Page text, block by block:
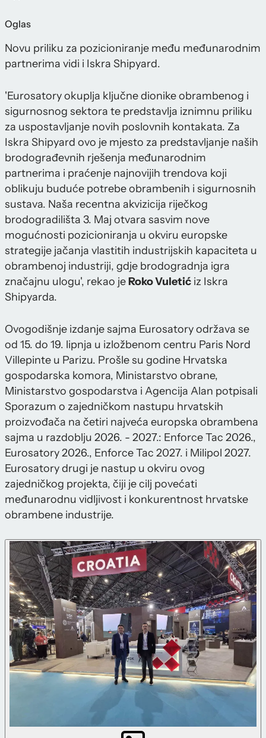
Oglas
Novu priliku za pozicioniranje među međunarodnim
partnerima vidi i Iskra Shipyard.
'Eurosatory okuplja ključne dionike obrambenog i
sigurnosnog sektora te predstavlja iznimnu priliku
za uspostavljanje novih poslovnih kontakata. Za
Iskra Shipyard ovo je mjesto za predstavljanje naših
brodograđevnih rješenja međunarodnim
partnerima i praćenje najnovijih trendova koji
oblikuju buduće potrebe obrambenih i sigurnosnih
sustava. Naša recentna akvizicija riječkog
brodogradilišta 3. Maj otvara sasvim nove
mogućnosti pozicioniranja u okviru europske
strategije jačanja vlastitih industrijskih kapaciteta u
obrambenoj industriji, gdje brodogradnja igra
značajnu ulogu', rekao jeRoko Vuletić iz Iskra
Shipyarda.
Ovogodišnje izdanje sajma Eurosatory održava se
od 15. do 19. lipnja u izložbenom centru Paris Nord
Villepinte u Parizu. Prošle su godine Hrvatska
gospodarska komora, Ministarstvo obrane,
Ministarstvo gospodarstva i Agencija Alan potpisali
Sporazum o zajedničkom nastupu hrvatskih
proizvođača na četiri najveća europska obrambena
sajma u razdoblju 2026. - 2027.: Enforce Tac 2026.,
Eurosatory 2026., Enforce Tac 2027. i Milipol 2027.
Eurosatory drugi je nastup u okviru ovog
zajedničkog projekta, čiji je cilj povećati
međunarodnu vidljivost i konkurentnost hrvatske
obrambene industrije.